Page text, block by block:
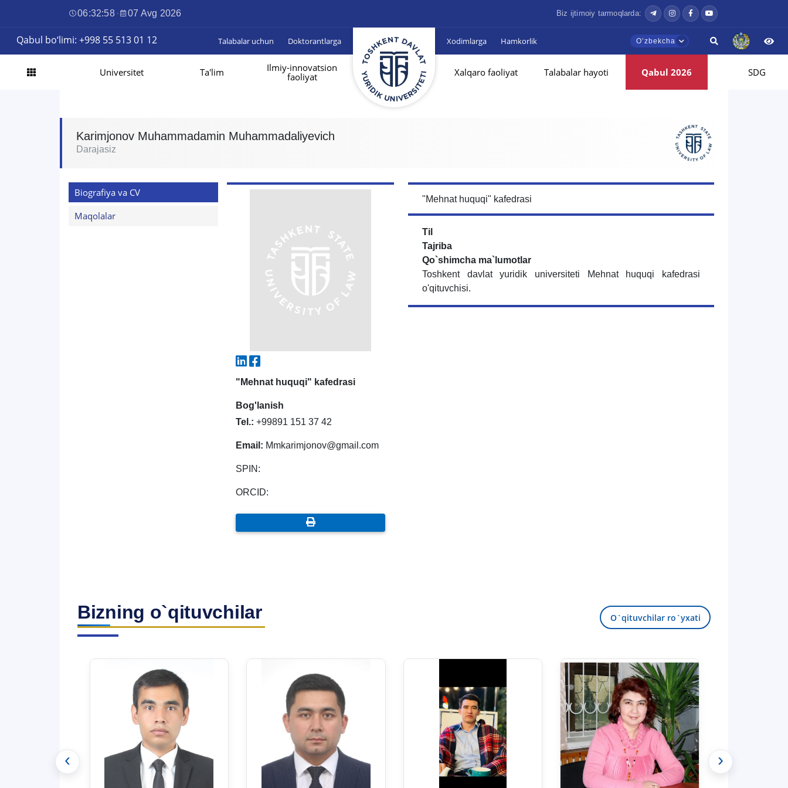
06:32:59 · 07 Avg 2026 Biz ijtimoiy tarmoqlarda:
Qabul bo‘limi: +998 55 513 01 12 Talabalar uchun Doktorantlarga Xodimlarga Hamkorlik Oʼzbekcha
Universitet Ta'lim
Ilmiy-innovatsion
faoliyat
Xalqaro faoliyat Talabalar hayoti Qabul 2026 SDG
Karimjonov Muhammadamin Muhammadaliyevich
Darajasiz
Biografiya va CV
Maqolalar
"Mehnat huquqi" kafedrasi
Bog'lanish
Tel.: +99891 151 37 42
Email: Mmkarimjonov@gmail.com
SPIN:
ORCID:
"Mehnat huquqi" kafedrasi
Til
Tajriba
Qo`shimcha ma`lumotlar
Toshkent davlat yuridik universiteti Mehnat huquqi kafedrasi
o'qituvchisi.
Bizning o`qituvchilar O`qituvchilar ro`yxati
‹ ›